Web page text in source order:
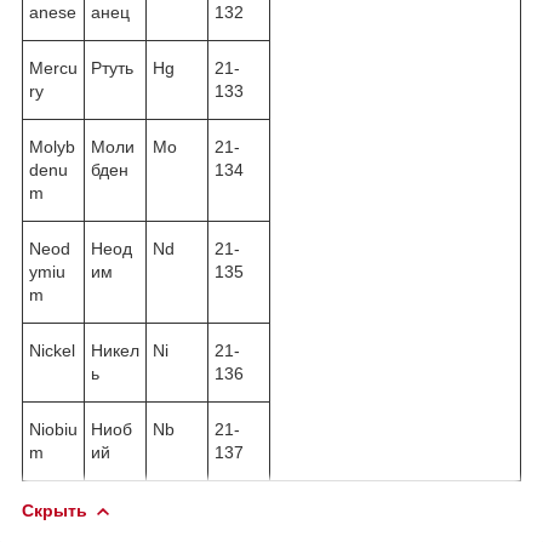
anese
анец
132
Mercu
ry
Ртуть Hg
21-
133
Molyb
denu
m
Моли
бден
Mo
21-
134
Neod
ymiu
m
Неод
им
Nd
21-
135
Nickel
Никел
ь
Ni
21-
136
Niobiu
m
Ниоб
ий
Nb
21-
137
Скрыть